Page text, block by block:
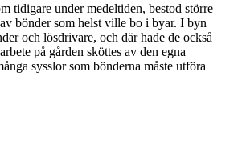
tidigare under medeltiden, bestod större
bönder som helst ville bo i byar. I byn
och lösdrivare, och där hade de också
på gården sköttes av den egna
sysslor som bönderna måste utföra